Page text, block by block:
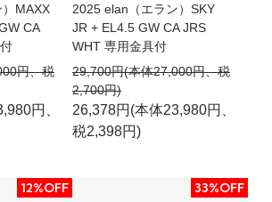
MAXX
CA
円、税
円、
2025 elan（エラン）SKY
JR + EL4.5 GW CA JRS
WHT 専用金具付
29,700円(本体27,000円、税
2,700円)
26,378円(本体23,980円、
税2,398円)
12%OFF 33%OFF